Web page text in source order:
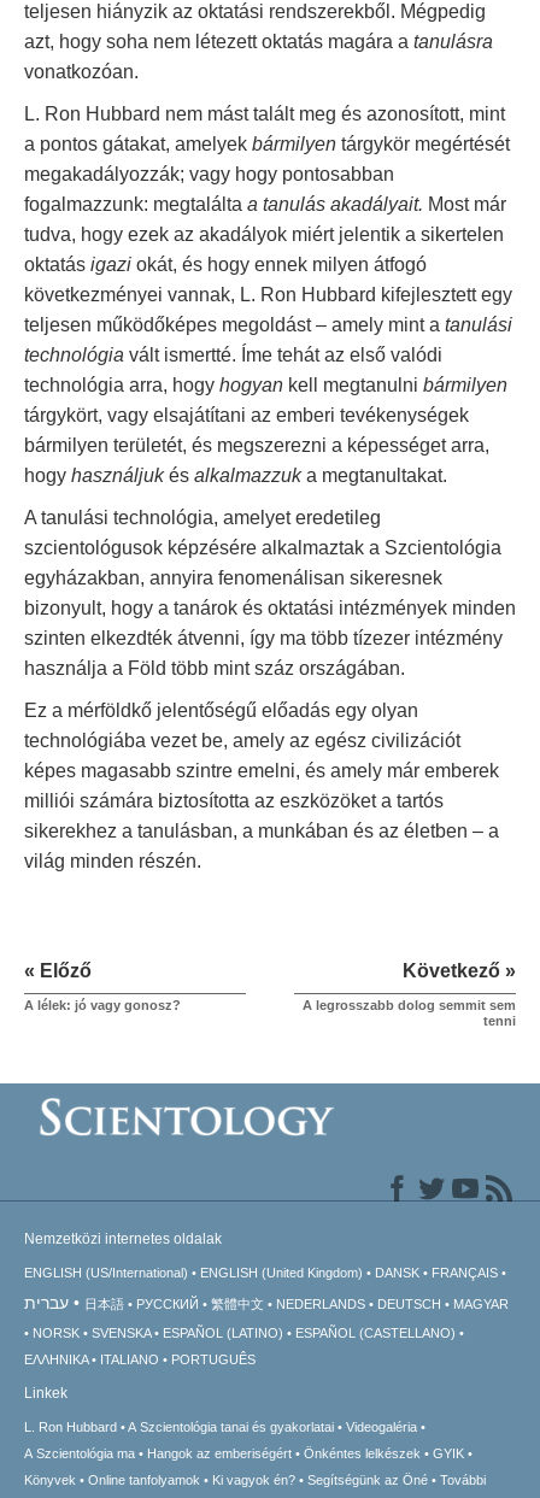
teljesen hiányzik az oktatási rendszerekből. Mégpedig
azt, hogy soha nem létezett oktatás magára a tanulásra
vonatkozóan.
L. Ron Hubbard nem mást talált meg és azonosított, mint
a pontos gátakat, amelyek bármilyen tárgykör megértését
megakadályozzák; vagy hogy pontosabban
fogalmazzunk: megtalálta a tanulás akadályait. Most már
tudva, hogy ezek az akadályok miért jelentik a sikertelen
oktatás igazi okát, és hogy ennek milyen átfogó
következményei vannak, L. Ron Hubbard kifejlesztett egy
teljesen működőképes megoldást – amely mint a tanulási
technológia vált ismertté. Íme tehát az első valódi
technológia arra, hogy hogyan kell megtanulni bármilyen
tárgykört, vagy elsajátítani az emberi tevékenységek
bármilyen területét, és megszerezni a képességet arra,
hogy használjukés alkalmazzuka megtanultakat.
A tanulási technológia, amelyet eredetileg
szcientológusok képzésére alkalmaztak a Szcientológia
egyházakban, annyira fenomenálisan sikeresnek
bizonyult, hogy a tanárok és oktatási intézmények minden
szinten elkezdték átvenni, így ma több tízezer intézmény
használja a Föld több mint száz országában.
Ez a mérföldkő jelentőségű előadás egy olyan
technológiába vezet be, amely az egész civilizációt
képes magasabb szintre emelni, és amely már emberek
milliói számára biztosította az eszközöket a tartós
sikerekhez a tanulásban, a munkában és az életben – a
világ minden részén.
« Előző
A lélek: jó vagy gonosz?
Következő »
A legrosszabb dolog semmit sem
tenni
Nemzetközi internetes oldalak
ENGLISH (US/International) ENGLISH (United Kingdom) DANSK FRANÇAIS
עברית 日本語 РУССКИЙ 繁體中文 NEDERLANDS DEUTSCH
MAGYAR
NORSK
SVENSKA ESPAÑOL (LATINO)
ESPAÑOL (CASTELLANO)
ΕΛΛΗΝΙΚA
ITALIANO PORTUGUÊS
Linkek
L. Ron Hubbard A Szcientológia tanai és gyakorlatai
Videogaléria
A Szcientológia ma
Hangok az emberiségért Önkéntes lelkészek
GYIK
Könyvek
Online tanfolyamok Ki vagyok én? Segítségünk az Öné További